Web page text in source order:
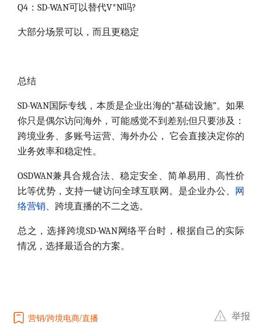
Q4：SD-WAN可以替代V*N吗?
大部分场景可以，而且更稳定
总结
SD-WAN国际专线，本质是企业出海的“基础设施”。如果
你只是偶尔访问海外，可能感觉不到差别;但只要涉及：
跨境业务、多账号运营、海外办公， 它会直接决定你的
业务效率和稳定性。
OSDWAN兼具合规合法、稳定安全、简单易用、高性价
比等优势，支持一键访问全球互联网。是企业办公、
网
络营销、跨境直播的不二之选。
总之，选择跨境SD-WAN网络平台时，根据自己的实际
情况，选择最适合的方案。
营销 跨境电商 直播 举报